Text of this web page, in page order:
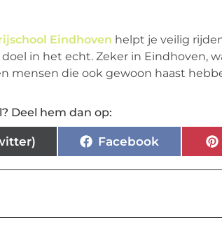
Eindhoven helpt je veilig
in het echt. Zeker in Eindhoven,
mensen die ook gewoon haast
Deel hem dan op:
Facebook